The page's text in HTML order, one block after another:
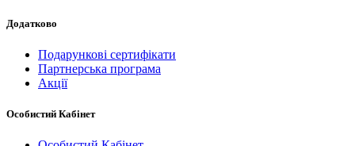
Додатково
Подарункові сертифікати
Партнерська програма
Акції
Особистий Кабінет